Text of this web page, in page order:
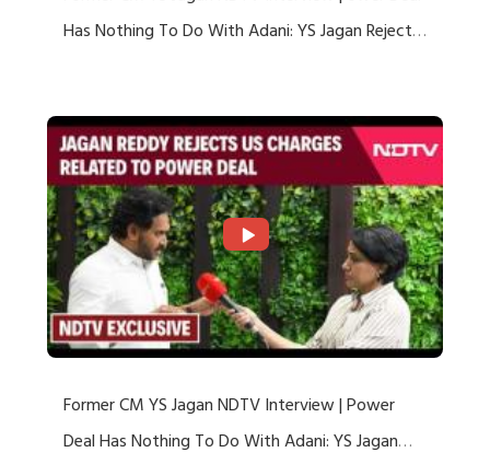
Has Nothing To Do With Adani: YS Jagan Rejects
Former CM YS Jagan NDTV Interview | Power
Deal Has Nothing To Do With Adani: YS Jagan